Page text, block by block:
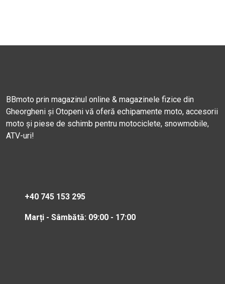
BBmoto prin magazinul online & magazinele fizice din
Gheorgheni și Otopeni vă oferă echipamente moto, accesorii
moto și piese de schimb pentru motociclete, snowmobile,
ATV-uri!
+40 745 153 295
Marți - Sâmbătă: 09:00 - 17:00